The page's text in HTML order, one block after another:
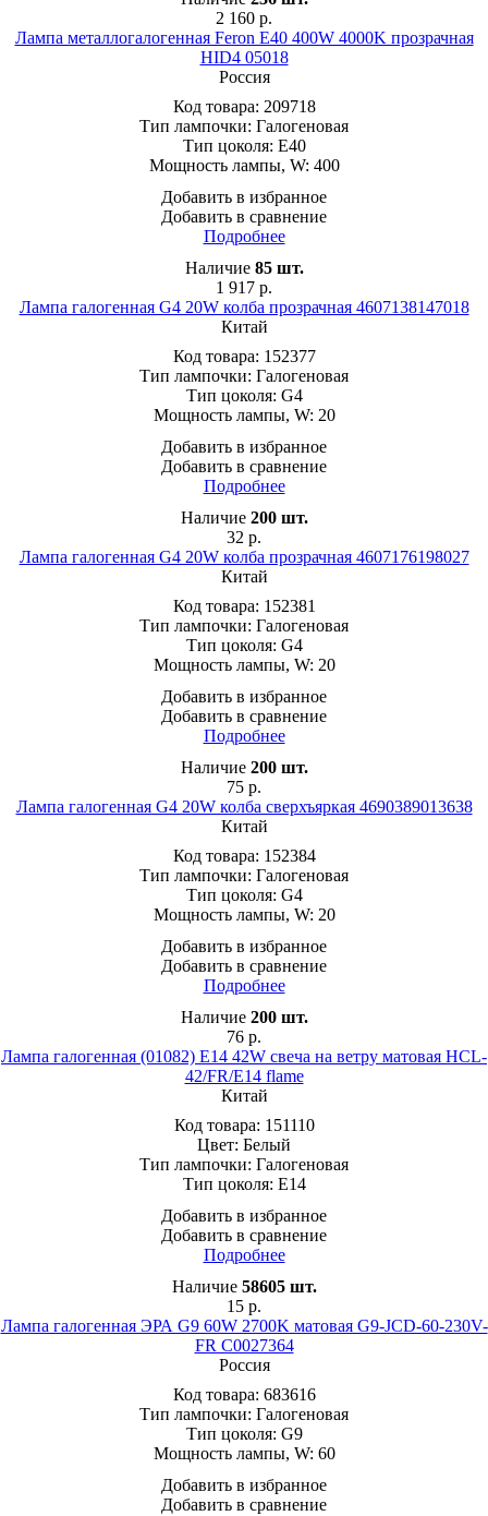
2 160 р.
Лампа металлогалогенная Feron E40 400W 4000K прозрачная
HID4 05018
Россия
Код товара: 209718
Тип лампочки: Галогеновая
Тип цоколя: E40
Мощность лампы, W: 400
Добавить в избранное
Добавить в сравнение
Подробнее
Наличие 85 шт.
1 917 р.
Лампа галогенная G4 20W колба прозрачная 4607138147018
Китай
Код товара: 152377
Тип лампочки: Галогеновая
Тип цоколя: G4
Мощность лампы, W: 20
Добавить в избранное
Добавить в сравнение
Подробнее
Наличие 200 шт.
32 р.
Лампа галогенная G4 20W колба прозрачная 4607176198027
Китай
Код товара: 152381
Тип лампочки: Галогеновая
Тип цоколя: G4
Мощность лампы, W: 20
Добавить в избранное
Добавить в сравнение
Подробнее
Наличие 200 шт.
75 р.
Лампа галогенная G4 20W колба сверхъяркая 4690389013638
Китай
Код товара: 152384
Тип лампочки: Галогеновая
Тип цоколя: G4
Мощность лампы, W: 20
Добавить в избранное
Добавить в сравнение
Подробнее
Наличие 200 шт.
76 р.
Лампа галогенная (01082) E14 42W свеча на ветру матовая HCL-
42/FR/E14 flame
Китай
Код товара: 151110
Цвет: Белый
Тип лампочки: Галогеновая
Тип цоколя: E14
Добавить в избранное
Добавить в сравнение
Подробнее
Наличие 58605 шт.
15 р.
Лампа галогенная ЭРА G9 60W 2700K матовая G9-JCD-60-230V-
FR C0027364
Россия
Код товара: 683616
Тип лампочки: Галогеновая
Тип цоколя: G9
Мощность лампы, W: 60
Добавить в избранное
Добавить в сравнение